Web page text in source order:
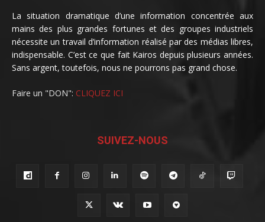
La situation dramatique d’une information concentrée aux
mains des plus grandes fortunes et des groupes industriels
nécessite un travail d’information réalisé par des médias libres,
indispensable. C’est ce que fait Kairos depuis plusieurs années.
Sans argent, toutefois, nous ne pourrons pas grand chose.
Faire un "DON": CLIQUEZ ICI
SUIVEZ-NOUS